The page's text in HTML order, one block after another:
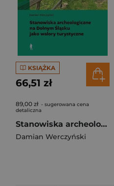
KSIĄŻKA
66,51 zł
89,00 zł - sugerowana cena
detaliczna
Stanowiska archeologiczne na Dolnym Śląsku...
Damian Werczyński